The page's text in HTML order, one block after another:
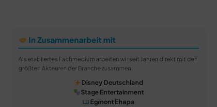
In Zusammenarbeit mit
Als etabliertes Fachmedium arbeiten wir seit Jahren direkt mit den
größten Akteuren der Branche zusammen:
Disney Deutschland
Stage Entertainment
Egmont Ehapa